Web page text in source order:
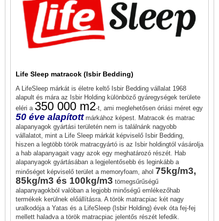
Life Sleep matracok (Isbir Bedding)
A LifeSleep márkát is életre keltő Isbir Bedding vállalat 1968
alapult és mára az Isbir Holding különböző gyáregységek területe
eléri a 350 000 m2-t, ami meglehetősen óriási méret egy
50 éve alapítottmárkához képest. Matracok és matrac
alapanyagok gyártási területén nem is találnánk nagyobb
vállalatot, mint a Life Sleep márkát képviselő Isbir Bedding,
hiszen a legtöbb török matracgyártó is az Isbir holdingtól vásárolja
a hab alapanyagait vagy azok egy meghatározó részét. Hab
alapanyagok gyártásában a legjelentősebb és leginkább a
minőséget képviselő terület a memoryfoam, ahol 75kg/m3,
85kg/m3 és 100kg/m3 tömegsűrűségű
alapanyagokból valóban a legjobb minőségű emlékezőhab
termékek kerülnek előállításra. A török matracpiac két nagy
uralkodója a Yatas és a LifeSleep (Isbir Holding) évek óta fej-fej
mellett haladva a török matracpiac jelentős részét lefedik.